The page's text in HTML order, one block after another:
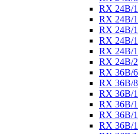
RX 24B/
RX 24B/
RX 24B/
RX 24B/
RX 24B/
RX 24B/
RX 36B/
RX 36B/
RX 36B/
RX 36B/
RX 36B/
RX 36B/